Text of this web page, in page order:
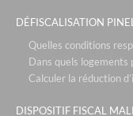
DÉFISCALISATION PINEL
Quelles conditions
Dans quels logements
Calculer la réduction
DISPOSITIF FISCAL